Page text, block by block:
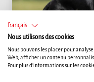
français
Nous utilisons des cookies
Nous pouvons les placer pour
Web, afficher un contenu
Pour plus d'informations sur les